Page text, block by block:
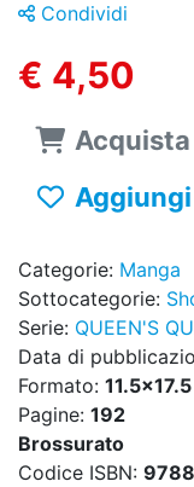
Condividi
€ 4,50
Categorie: Manga
Sottocategorie:
Serie: QUEEN'S
Data di
Formato:
Pagine: 192
Brossurato
Codice ISBN: